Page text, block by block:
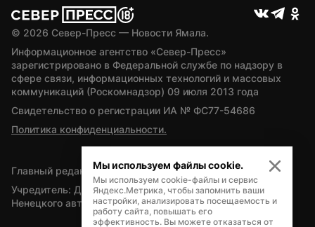
© 2026 Север-Пресс — Новости Ямала.
Информационное агентство «Север-Пресс»
зарегистрировано в Федеральной службе по надзору в
сфере связи, информационных технологий и массовых
коммуникаций (Роскомнадзор) 09 июля 2013 года
Свидетельство о регистрации ИА № ФС77-54686
Политика конфиденциальности.
Главный редактор — А.Л. Поздеев
Учредитель: Департамент внутренней политики Ямало-
Ненецкого автономного округа
Мы используем файлы cookie.
Мы используем cookie-файлы и сервис
Яндекс.Метрика, чтобы запомнить ваши
настройки, анализировать посещаемость и
работу сайта, повышать его
эффективность. Вы можете отказаться от